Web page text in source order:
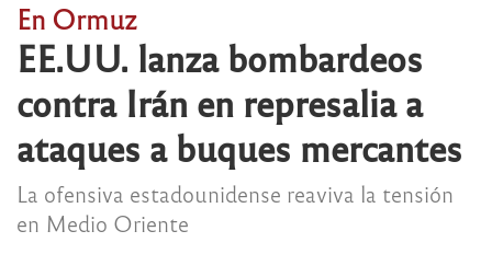
En Ormuz
EE.UU. lanza bombardeos
contra Irán en represalia a
ataques a buques mercantes
La ofensiva estadounidense reaviva la tensión
en Medio Oriente